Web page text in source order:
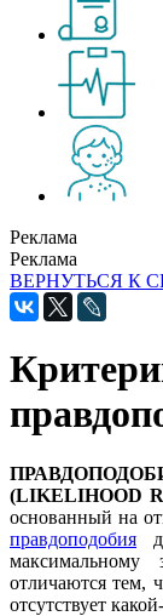
Реклама
Реклама
ВЕРНУТЬСЯ К
(LIKELIHOOD
основанный на
правдоподобия
отличаются тем,
отсутствует